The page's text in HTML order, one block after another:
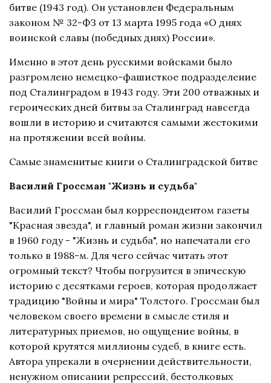
битве (1943 год). Он установлен Федеральным
законом № 32-ФЗ от 13 марта 1995 года «О днях
воинской славы (победных днях) России».
Именно в этот день русскими войсками было
разгромлено немецко-фашисткое подразделение
под Сталинградом в 1943 году. Эти 200 отважных и
героических дней битвы за Сталинград навсегда
вошли в историю и считаются самыми жестокими
на протяжении всей войны.
Самые знаменитые книги о Сталинградской битве
Василий Гроссман "Жизнь и судьба"
Василий Гроссман был корреспондентом газеты
"Красная звезда", и главный роман жизни закончил
в 1960 году - "Жизнь и судьба", но напечатали его
только в 1988-м. Для чего сейчас читать этот
огромный текст? Чтобы погрузится в эпическую
историю с десятками героев, которая продолжает
традицию "Войны и мира" Толстого. Гроссман был
человеком своего времени в смысле стиля и
литературных приемов, но ощущение войны, в
которой крутятся миллионы судеб, в книге есть.
Автора упрекали в очернении действительности,
ненужном описании репрессий, бестолковых